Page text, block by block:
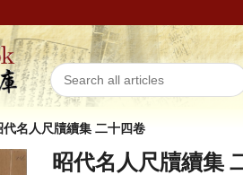
代名人尺牘續集 二十四卷
昭代名人尺牘續集